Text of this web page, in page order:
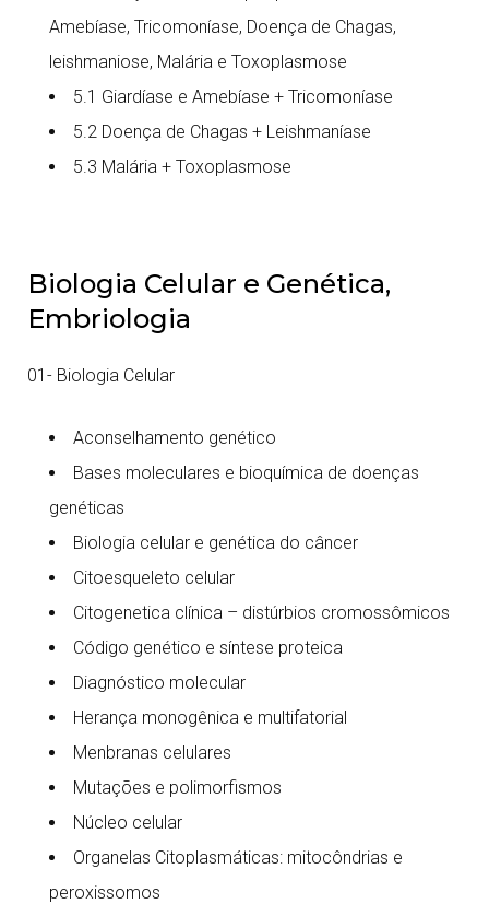
Amebíase, Tricomoníase, Doença de Chagas,
leishmaniose, Malária e Toxoplasmose
5.1 Giardíase e Amebíase + Tricomoníase
5.2 Doença de Chagas + Leishmaníase
5.3 Malária + Toxoplasmose
Biologia Celular e Genética,
Embriologia
01- Biologia Celular
Aconselhamento genético
Bases moleculares e bioquímica de doenças
genéticas
Biologia celular e genética do câncer
Citoesqueleto celular
Citogenetica clínica – distúrbios cromossômicos
Código genético e síntese proteica
Diagnóstico molecular
Herança monogênica e multifatorial
Menbranas celulares
Mutações e polimorfismos
Núcleo celular
Organelas Citoplasmáticas: mitocôndrias e
peroxissomos